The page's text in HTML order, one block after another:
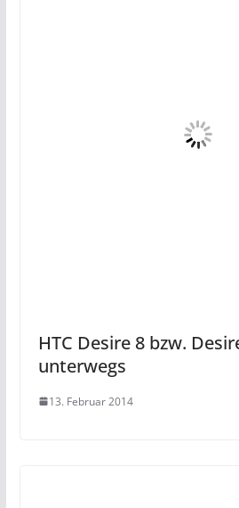
HTC Desire 8 bzw.
unterwegs
13. Februar 2014